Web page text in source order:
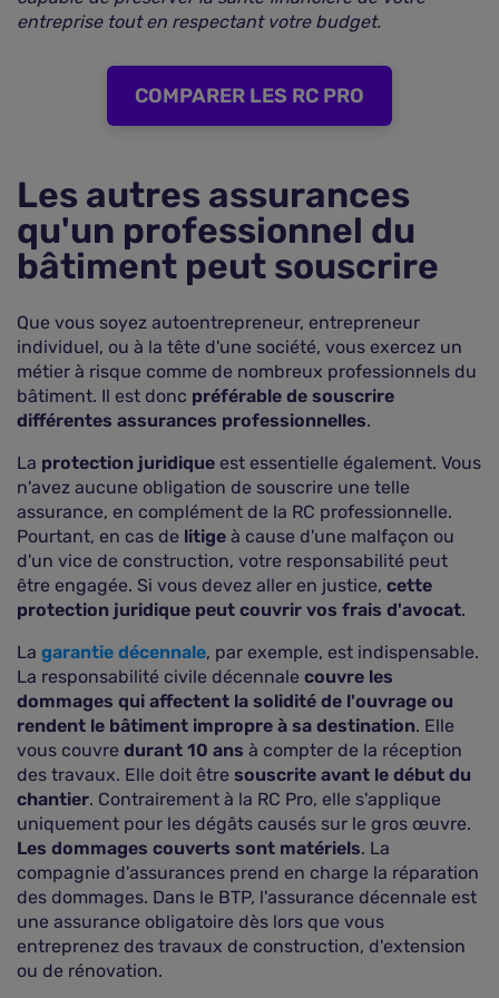
entreprise tout en respectant votre budget.
COMPARER LES RC PRO
Les autres assurances
qu'un professionnel du
bâtiment peut souscrire
Que vous soyez autoentrepreneur, entrepreneur
individuel, ou à la tête d'une société, vous exercez un
métier à risque comme de nombreux professionnels du
bâtiment. Il est donc préférable de souscrire
différentes assurances professionnelles.
La protection juridique est essentielle également. Vous
n'avez aucune obligation de souscrire une telle
assurance, en complément de la RC professionnelle.
Pourtant, en cas de litige à cause d'une malfaçon ou
d'un vice de construction, votre responsabilité peut
être engagée. Si vous devez aller en justice, cette
protection juridique peut couvrir vos frais d'avocat.
La garantie décennale, par exemple, est indispensable.
La responsabilité civile décennale couvre les
dommages qui affectent la solidité de l'ouvrage ou
rendent le bâtiment impropre à sa destination. Elle
vous couvre durant 10 ans à compter de la réception
des travaux. Elle doit être souscrite avant le début du
chantier. Contrairement à la RC Pro, elle s'applique
uniquement pour les dégâts causés sur le gros œuvre.
Les dommages couverts sont matériels. La
compagnie d'assurances prend en charge la réparation
des dommages. Dans le BTP, l'assurance décennale est
une assurance obligatoire dès lors que vous
entreprenez des travaux de construction, d'extension
ou de rénovation.